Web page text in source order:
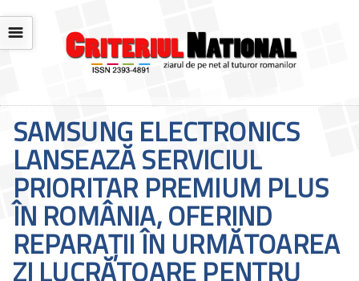
☰
SAMSUNG ELECTRONICS
LANSEAZĂ SERVICIUL
PRIORITAR PREMIUM PLUS
ÎN ROMÂNIA, OFERIND
REPARAȚII ÎN URMĂTOAREA
ZI LUCRĂTOARE PENTRU